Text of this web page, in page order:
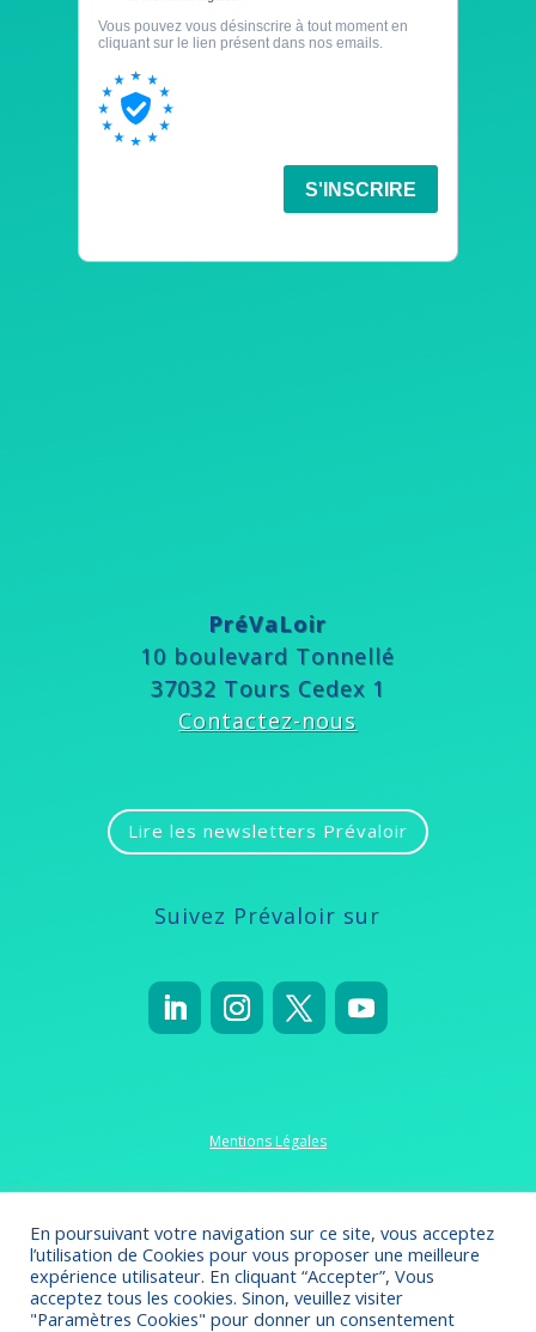
PréVaLoir
10 boulevard Tonnellé
37032 Tours Cedex 1
Contactez-nous
Lire les newsletters Prévaloir
Suivez Prévaloir sur
Mentions Légales
Politique de confidentialité
Crédits 2022-2023// CréationOmsolution
En poursuivant votre navigation sur ce site, vous acceptez
l’utilisation de Cookies pour vous proposer une meilleure
expérience utilisateur. En cliquant “Accepter”, Vous
acceptez tous les cookies. Sinon, veuillez visiter
"Paramètres Cookies" pour donner un consentement